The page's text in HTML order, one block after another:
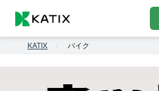
KATIX バイク